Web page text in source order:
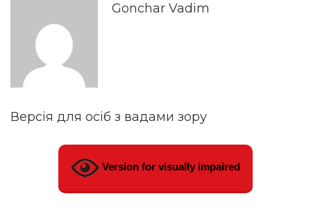
Gonchar Vadim
Версія для осіб з вадами зору
Version for visually impaired